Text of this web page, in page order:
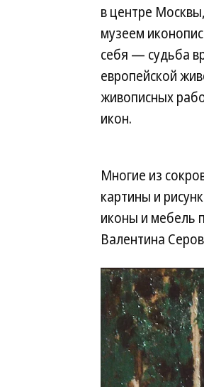
в центре
музеем
себя — судьба
европейской
живописных
икон.
Многие из
картины и
иконы и мебель
Валентина